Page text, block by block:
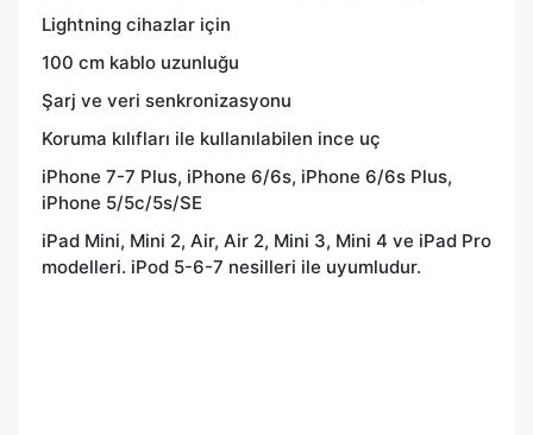
Lightning cihazlar için
100 cm kablo uzunluğu
Şarj ve veri senkronizasyonu
Koruma kılıfları ile kullanılabilen ince uç
iPhone 7-7 Plus, iPhone 6/6s, iPhone 6/6s Plus,
iPhone 5/5c/5s/SE
iPad Mini, Mini 2, Air, Air 2, Mini 3, Mini 4 ve iPad Pro
modelleri. iPod 5-6-7 nesilleri ile uyumludur.